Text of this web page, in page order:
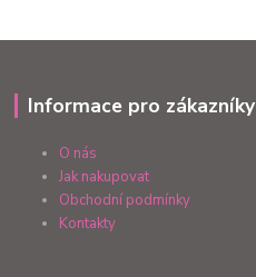
Informace pro zákazníky
O nás
Jak nakupovat
Obchodní podmínky
Kontakty